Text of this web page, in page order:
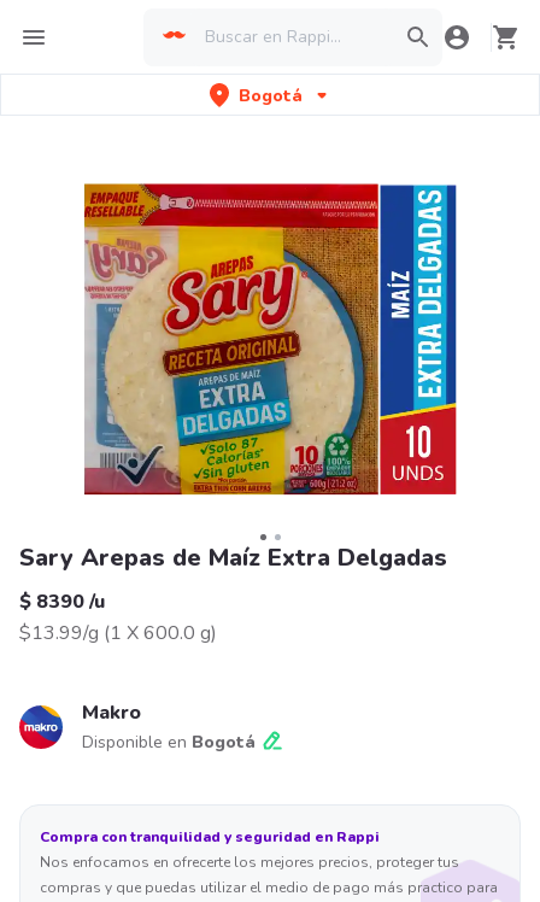
Bogotá
Sary Arepas de Maíz Extra Delgadas
$ 8390/u
$13.99/g (1 X 600.0 g)
Makro
Disponible en Bogotá
Compra con tranquilidad y seguridad en Rappi
Nos enfocamos en ofrecerte los mejores precios, proteger tus
compras y que puedas utilizar el medio de pago más practico para